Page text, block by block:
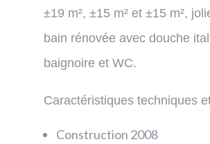
±19 m², ±15 m² et ±15 m²,
bain rénovée avec douche
baignoire et WC.
Caractéristiques techniques
Construction 2008